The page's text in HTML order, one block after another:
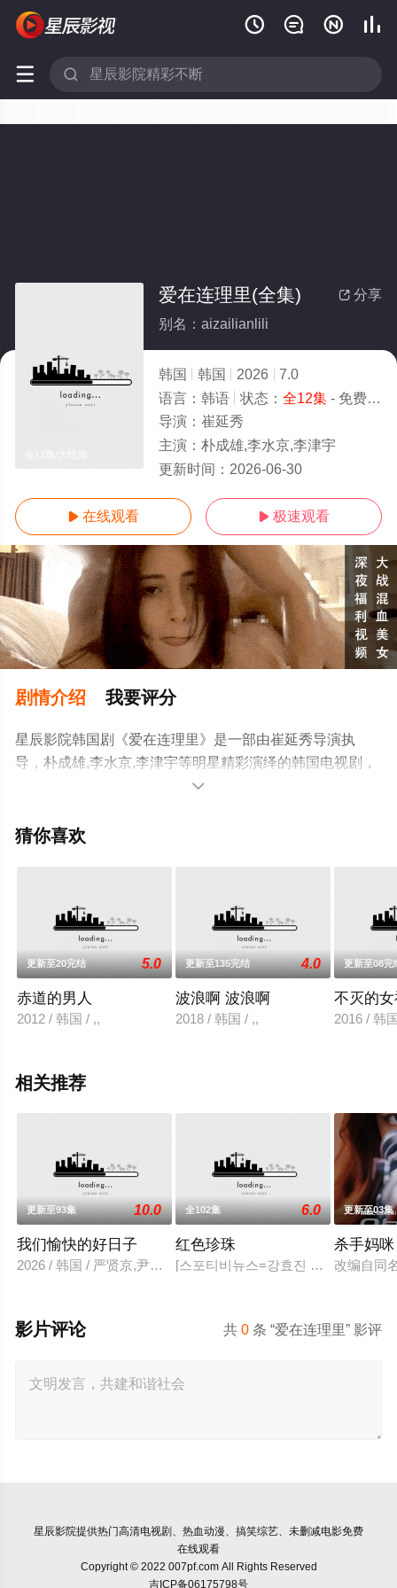
   
 
 分享
爱在连理里(全集)
别名：aizailianlili
韩国 韩国 2026
7.0
语言： 韩语 状态： 全12集- 免费在线观看
导演： 崔延秀
主演： 朴成雄,李水京,李津宇
更新时间： 2026-06-30
 在线观看  极速观看
剧情介绍 我要评分
星辰影院韩国剧《爱在连理里》是一部由崔延秀导演执
导，朴成雄,李水京,李津宇等明星精彩演绎的韩国电视剧，
大结局剧情已揭晓（全12集），手机免费观看高清无删减
豆瓣电视剧、电视猫或剧情网等平台了解。

猜你喜欢
更新至20完结 5.0
赤道的男人
2012 / 韩国 / ,,
更新至135完结 4.0
波浪啊 波浪啊
2018 / 韩国 / ,,
更新至08完
不灭的
2016 / 韩
相关推荐
更新至93集 10.0
我们愉快的好日子
2026 / 韩国 / 严贤京,尹仲勋,申正允,尹多英,金惠玉,鲜于在德,尹
全102集 6.0
红色珍珠
[스포티비뉴스=강효진 기자] 배우 박
更新至03集
杀手妈咪
改编自同
共0 条 “爱在连理里” 影评
影片评论
星辰影院提供热门高清电视剧、热血动漫、搞笑综艺、未删减电影免费
在线观看
Copyright © 2022 007pf.com All Rights Reserved
吉ICP备06175798号